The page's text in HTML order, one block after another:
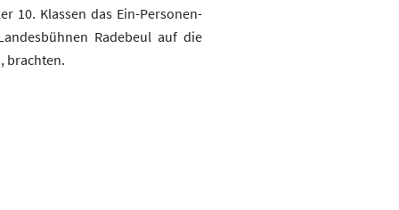
10. Klassen das Ein-Personen-
Radebeul auf die
brachten.